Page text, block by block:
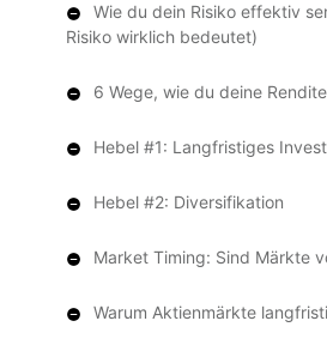
Wie du dein Risiko effektiv
Risiko wirklich bedeutet)
6 Wege, wie du deine
Hebel #1: Langfristiges
Hebel #2: Diversifikation
Market Timing: Sind Märkte
Warum Aktienmärkte